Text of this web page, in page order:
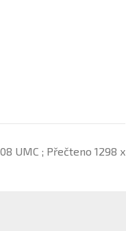
UMC ; Přečteno 1298 x